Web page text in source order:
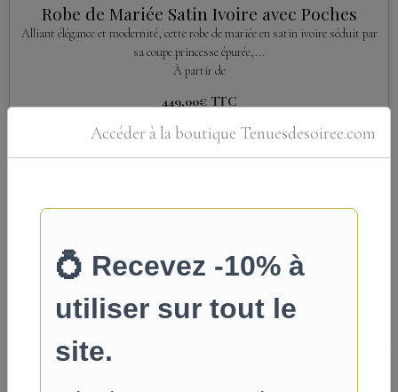
Robe de Mariée Satin Ivoire avec Poches
Alliant élégance et modernité, cette robe de mariée en satin ivoire séduit par
sa coupe princesse épurée,...
À partir de
449,00€ TTC
Détails
Légère et élégante, cette robe de mariée en mousseline et crêpe ivoire séduit
Détails
Accéder à la boutique Tenuesdesoiree.com